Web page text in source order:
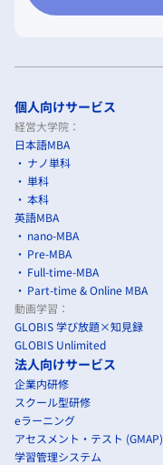
個人向けサービス
経営大学院：
日本語MBA
ナノ単科
単科
本科
英語MBA
nano-MBA
Pre-MBA
Full-time-MBA
Part-time & Online MBA
動画学習：
GLOBIS 学び放題×知見録
GLOBIS Unlimited
法人向けサービス
企業内研修
スクール型研修
eラーニング
アセスメント・テスト (GMAP)
学習管理システム